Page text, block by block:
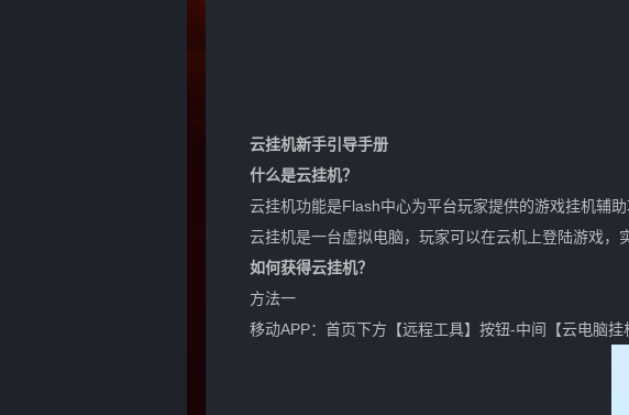
云挂机新手引导手册
什么是云挂机？
云挂机功能是Flash中心为平台玩家提供的游戏挂机辅助
云挂机是一台虚拟电脑，玩家可以在云机上登陆游戏
如何获得云挂机？
方法一
移动APP：首页下方【远程工具】按钮-中间【云电脑